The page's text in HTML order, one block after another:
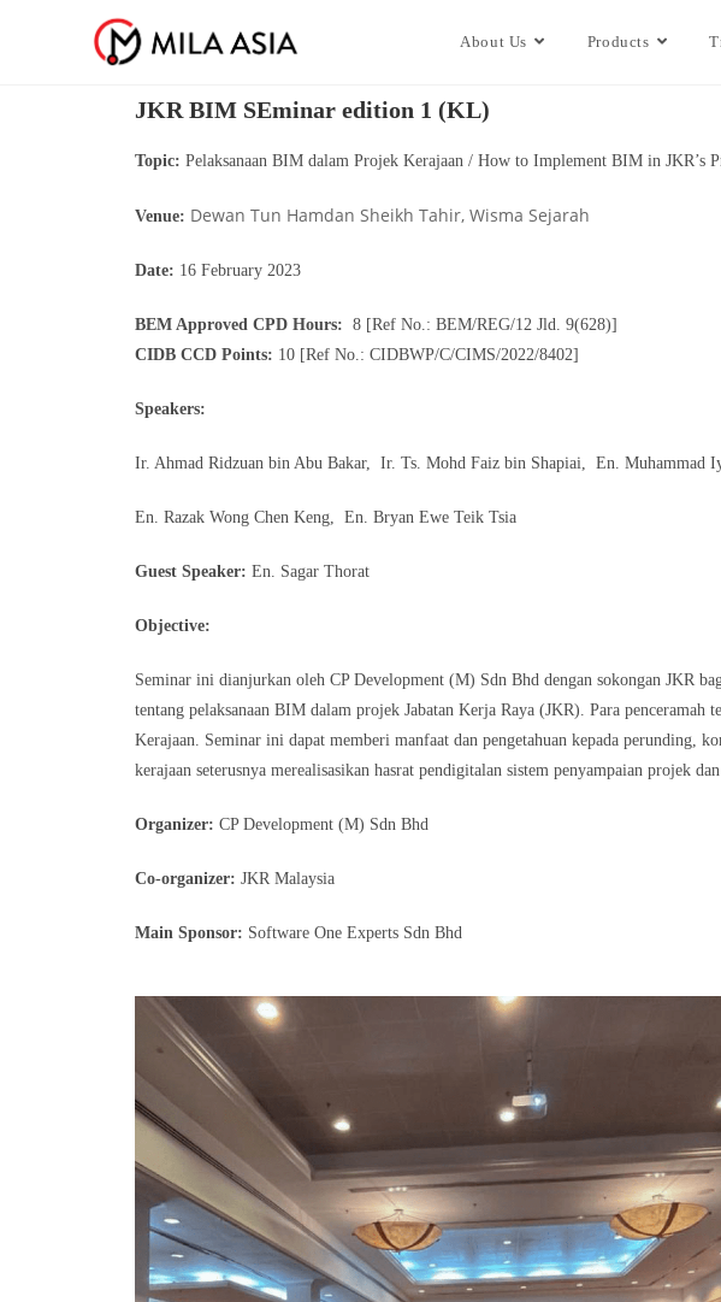
About Us Products
JKR BIM SEminar edition 1 (KL)
Topic: Pelaksanaan BIM dalam Projek Kerajaan / How to Implement BIM in JKR’s
Venue: Dewan Tun Hamdan Sheikh Tahir, Wisma Sejarah
Date: 16 February 2023
BEM Approved CPD Hours: 8 [Ref No.: BEM/REG/12 Jld. 9(628)]
CIDB CCD Points: 10 [Ref No.: CIDBWP/C/CIMS/2022/8402]
Speakers:
Ir. Ahmad Ridzuan bin Abu Bakar, Ir. Ts. Mohd Faiz bin Shapiai, En. Muhammad
En. Razak Wong Chen Keng, En. Bryan Ewe Teik Tsia
Guest Speaker: En. Sagar Thorat
Objective:
Seminar ini dianjurkan oleh CP Development (M) Sdn Bhd dengan sokongan JKR
tentang pelaksanaan BIM dalam projek Jabatan Kerja Raya (JKR). Para
Kerajaan. Seminar ini dapat memberi manfaat dan pengetahuan kepada perunding,
kerajaan seterusnya merealisasikan hasrat pendigitalan sistem penyampaian projek
Organizer: CP Development (M) Sdn Bhd
Co-organizer: JKR Malaysia
Main Sponsor: Software One Experts Sdn Bhd